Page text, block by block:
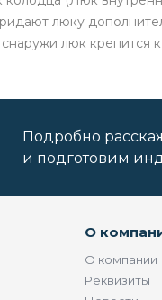
люку
люк крепится
Подробно
и подготовим
О
О компании
Реквизиты